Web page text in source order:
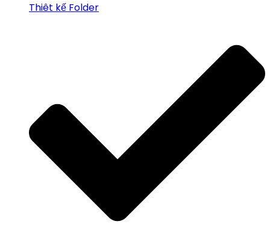
Thiêt kế Folder